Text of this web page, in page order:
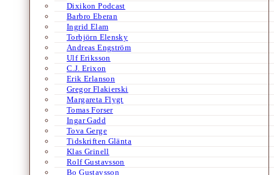
Dixikon Podcast
Barbro Eberan
Ingrid Elam
Torbjörn Elensky
Andreas Engström
Ulf Eriksson
C.J. Erixon
Erik Erlanson
Gregor Flakierski
Margareta Flygt
Tomas Forser
Ingar Gadd
Tova Gerge
Tidskriften Glänta
Klas Grinell
Rolf Gustavsson
Bo Gustavsson